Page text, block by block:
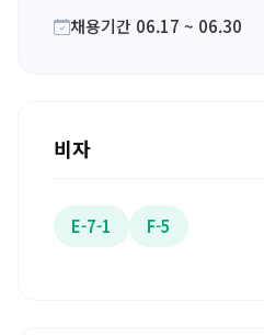
채용기간 06.17 ~ 06.30
비자
E-7-1 F-5